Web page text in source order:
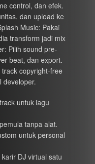
control, dan efek.
dan upload ke
Music: Pakai
transform jadi mix
Pilih sound pre-
beat, dan export.
copyright-free
developer.
untuk lagu
tanpa alat.
untuk personal
DJ virtual satu